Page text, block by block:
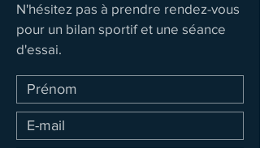
N'hésitez pas à prendre rendez-vous
pour un bilan sportif et une séance
d'essai.